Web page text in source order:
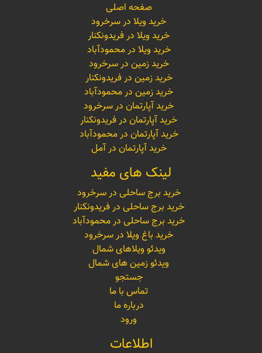
صفحه اصلی
خرید ویلا در سرخرود
خرید ویلا در فریدونکنار
خرید ویلا در محمودآباد
خرید زمین در سرخرود
خرید زمین در فریدونکنار
خرید زمین در محمودآباد
خرید آپارتمان در سرخرود
خرید آپارتمان در فریدونکنار
خرید آپارتمان در محمودآباد
خرید آپارتمان در آمل
لینک های مفید
خرید برج ساحلی در سرخرود
خرید برج ساحلی در فریدونکنار
خرید برج ساحلی در محمودآباد
خرید باغ ویلا در سرخرود
ویدئو ویلاهای شمال
ویدئو زمین های شمال
جستجو
تماس با ما
درباره ما
ورود
اطلاعات